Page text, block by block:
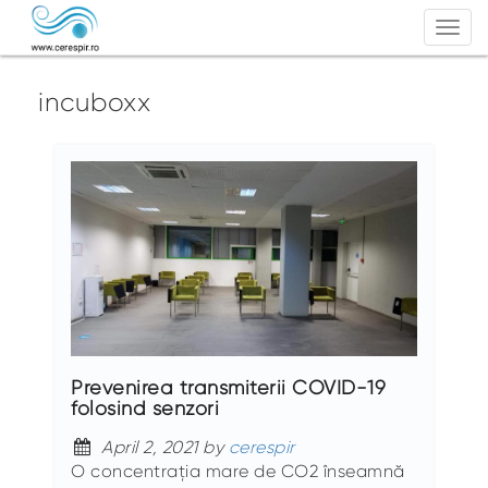
incuboxx
Prevenirea transmiterii COVID-19
folosind senzori
April 2, 2021 by cerespir
O concentrația mare de CO2 înseamnă